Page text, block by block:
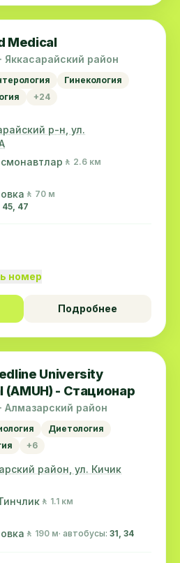
Medical
Яккасарайский район
Гинекология
+24
р-н, ул.
🚶 2.6 км
🚶 70 м
45, 47
номер
Подробнее
University
(AMUH) - Стационар
Алмазарский район
Диетология
+6
район, ул. Кичик
🚶 1.1 км
🚶 190 м· автобусы: 31, 34